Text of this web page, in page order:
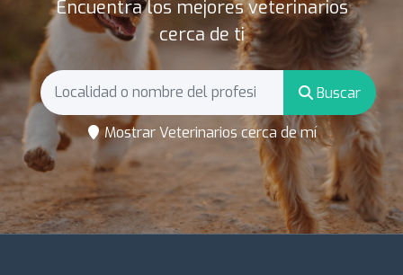
Encuentra los mejores veterinarios
cerca de ti
Buscar
Mostrar Veterinarios cerca de mí